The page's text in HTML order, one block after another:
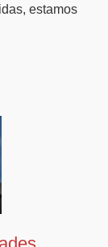
estamos